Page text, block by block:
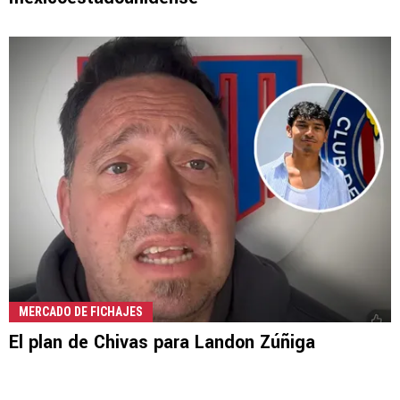
MERCADO DE FICHAJES
El plan de Chivas para Landon Zúñiga